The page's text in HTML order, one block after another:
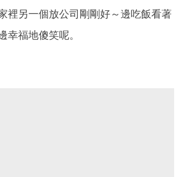
裡另一個放公司剛剛好～邊吃飯看著
幸福地傻笑呢。